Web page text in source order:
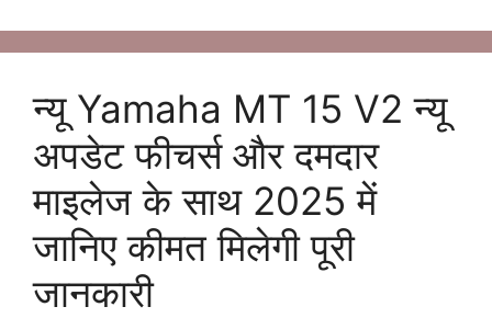
न्यू Yamaha MT 15 V2 न्यू
अपडेट फीचर्स और दमदार
माइलेज के साथ 2025 में
जानिए कीमत मिलेगी पूरी
जानकारी